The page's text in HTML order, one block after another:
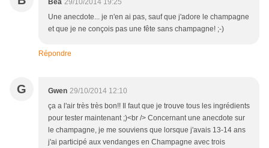
Béa 29/10/2014 19:25
Une anecdote... je n'en ai pas, sauf que j'adore le champagne
et que je ne conçois pas une fête sans champagne! ;-)
Répondre
G Gwen 29/10/2014 12:10
ça a l'air très très bon!! Il faut que je trouve tous les ingrédients
pour tester maintenant ;)<br /> Concernant une anecdote sur
le champagne, je me souviens que lorsque j'avais 13-14 ans
j'ai participé aux vendanges en Champagne avec trois